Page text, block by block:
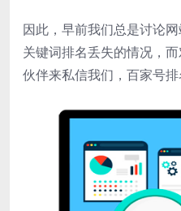
因此，早前我们总是讨论
关键词排名丢失的情况，
伙伴来私信我们，百家号排